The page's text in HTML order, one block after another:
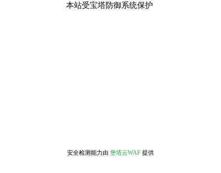
本站受宝塔防御系统保护
安全检测能力由 堡塔云WAF 提供